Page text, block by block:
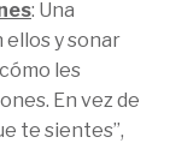
: Una
y sonar
les
En vez de
te sientes”,